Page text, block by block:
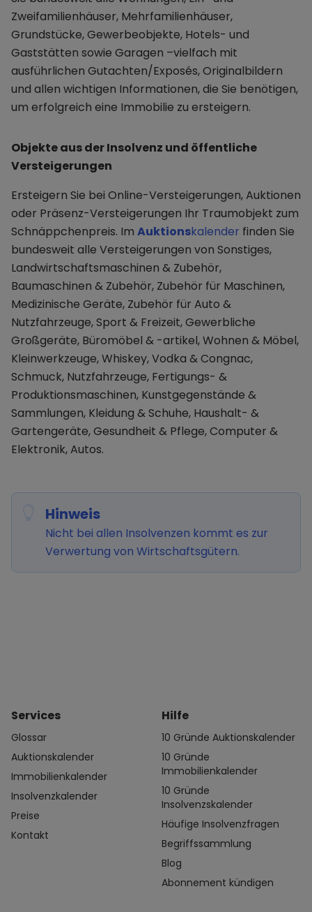
Zweifamilienhäuser, Mehrfamilienhäuser,
Grundstücke, Gewerbeobjekte, Hotels- und
Gaststätten sowie Garagen –vielfach mit
ausführlichen Gutachten/Exposés, Originalbildern
und allen wichtigen Informationen, die Sie benötigen,
um erfolgreich eine Immobilie zu ersteigern.
Objekte aus der Insolvenz und öffentliche
Versteigerungen
Ersteigern Sie bei Online-Versteigerungen, Auktionen
oder Präsenz-Versteigerungen Ihr Traumobjekt zum
Schnäppchenpreis. Im Auktionskalender finden Sie
bundesweit alle Versteigerungen von Sonstiges,
Landwirtschaftsmaschinen & Zubehör,
Baumaschinen & Zubehör, Zubehör für Maschinen,
Medizinische Geräte, Zubehör für Auto &
Nutzfahrzeuge, Sport & Freizeit, Gewerbliche
Großgeräte, Büromöbel & -artikel, Wohnen & Möbel,
Kleinwerkzeuge, Whiskey, Vodka & Congnac,
Schmuck, Nutzfahrzeuge, Fertigungs- &
Produktionsmaschinen, Kunstgegenstände &
Sammlungen, Kleidung & Schuhe, Haushalt- &
Gartengeräte, Gesundheit & Pflege, Computer &
Elektronik, Autos.
Hinweis
Nicht bei allen Insolvenzen kommt es zur
Verwertung von Wirtschaftsgütern.
Services
Glossar
Auktionskalender
Immobilienkalender
Insolvenzkalender
Preise
Kontakt
Hilfe
10 Gründe Auktionskalender
10 Gründe
Immobilienkalender
10 Gründe
Insolvenzskalender
Häufige Insolvenzfragen
Begriffssammlung
Blog
Abonnement kündigen